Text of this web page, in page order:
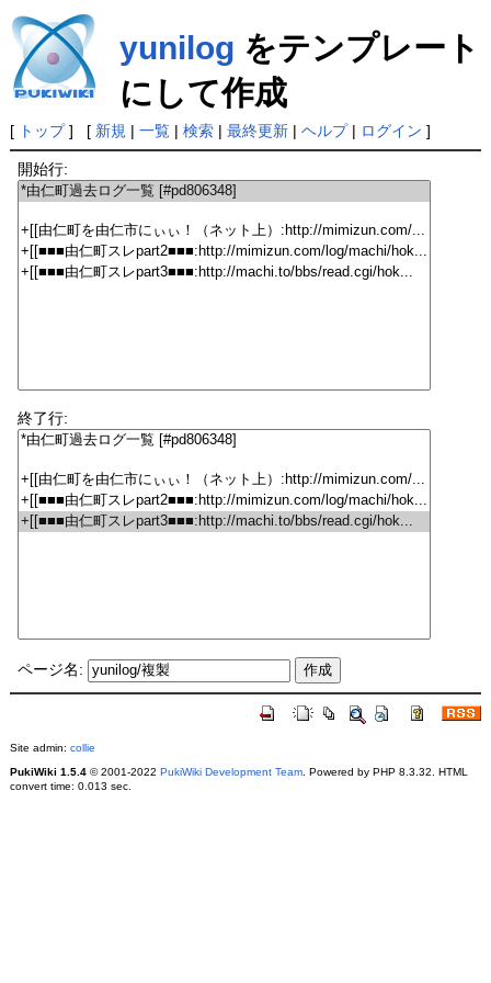
yunilog をテンプレート
にして作成
[ トップ] [ 新規 | 一覧| 検索| 最終更新| ヘルプ| ログイン ]
開始行:
終了行:
ページ名:
Site admin: collie
PukiWiki 1.5.4© 2001-2022 PukiWiki Development Team. Powered by PHP 8.3.32. HTML
convert time: 0.013 sec.